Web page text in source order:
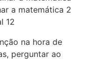
a matemática 2
12
na hora de
perguntar ao